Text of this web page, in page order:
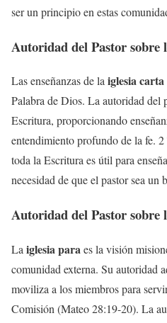
ser un principio en estas
Autoridad del Pastor sobre
Las enseñanzas de laiglesia carta
Palabra de Dios. La autoridad del
Escritura, proporcionando
entendimiento profundo de la fe.
toda la Escritura es útil para
necesidad de que el pastor sea un
Autoridad del Pastor sobre
La iglesia paraes la visión
comunidad externa. Su autoridad
moviliza a los miembros para
Comisión (Mateo 28:19-20). La